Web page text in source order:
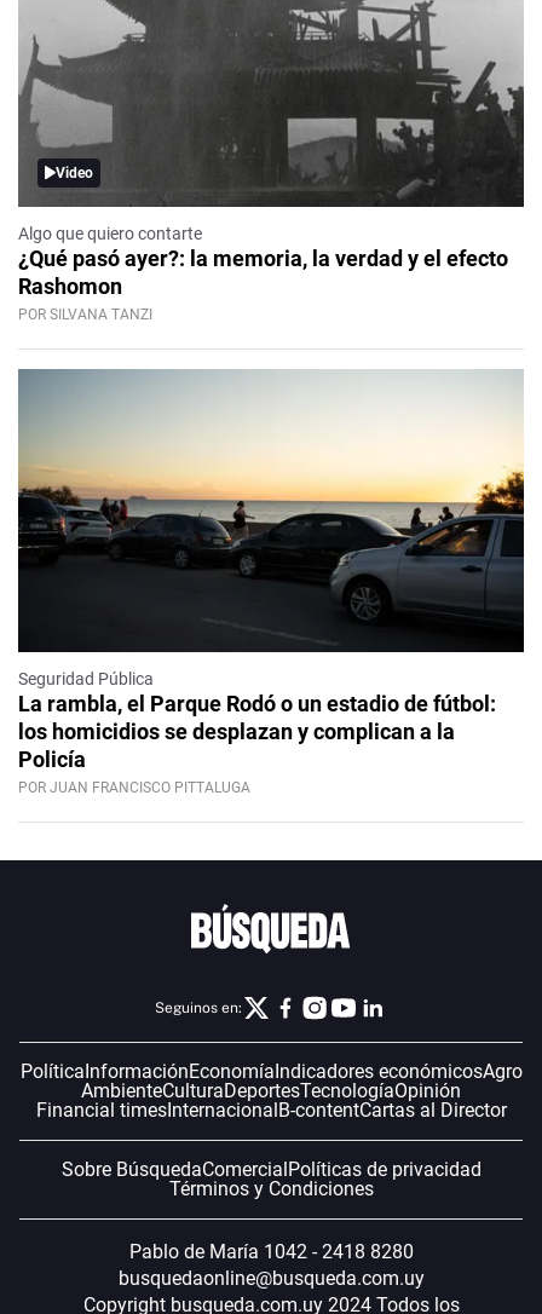
Video
Algo que quiero contarte
¿Qué pasó ayer?: la memoria, la verdad y el efecto
Rashomon
POR SILVANA TANZI
Seguridad Pública
La rambla, el Parque Rodó o un estadio de fútbol:
los homicidios se desplazan y complican a la
Policía
POR JUAN FRANCISCO PITTALUGA
Seguinos en:
Política InformaciónEconomía Indicadores económicosAgro
AmbienteCulturaDeportesTecnologíaOpinión
Financial timesInternacional B-contentCartas al Director
Sobre BúsquedaComercial Políticas de privacidad
Términos y Condiciones
Pablo de María 1042 - 2418 8280
busquedaonline@busqueda.com.uy
Copyright busqueda.com.uy 2024 Todos los